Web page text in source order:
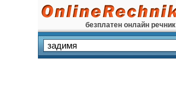
безплатен онлайн речник